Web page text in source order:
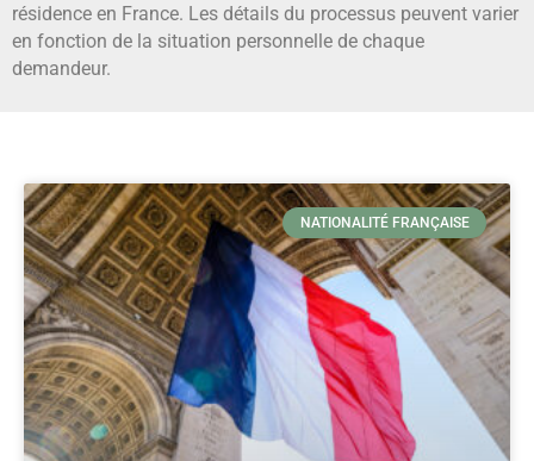
résidence en France. Les détails du processus peuvent varier
en fonction de la situation personnelle de chaque
demandeur.
NATIONALITÉ FRANÇAISE